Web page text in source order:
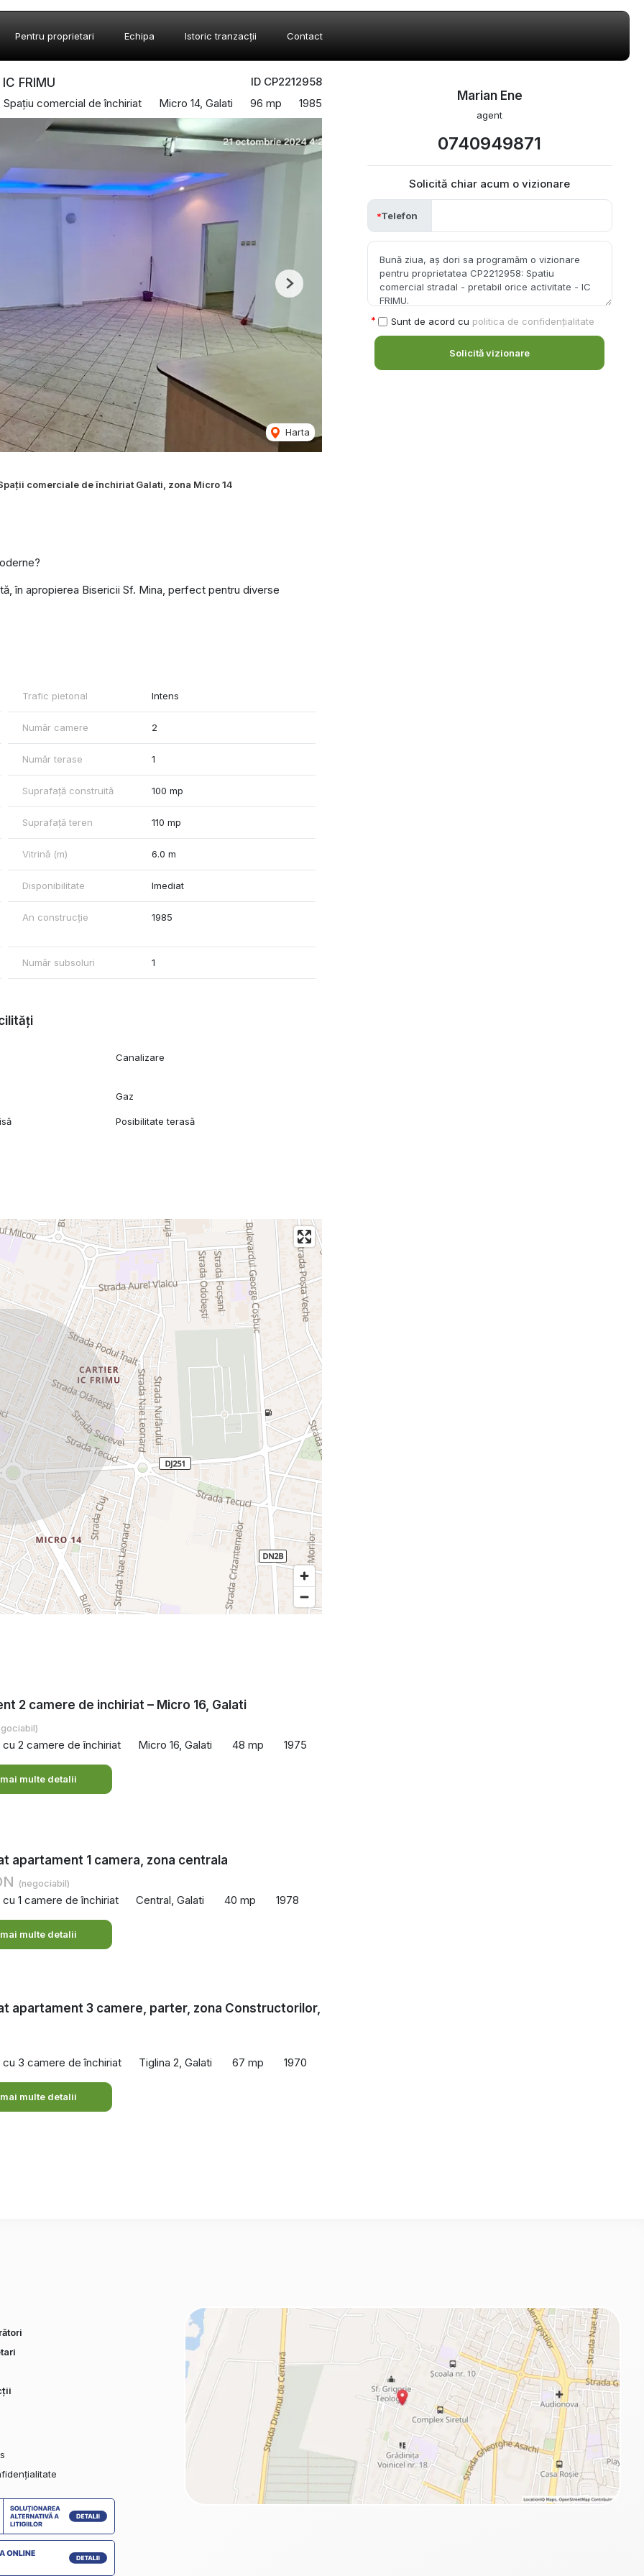
Pentru proprietari Echipa Istoric tranzacții Contact
ID CP2212958
FRIMU
Spațiu comercial de închiriat Micro 14, Galati 96 mp 1985
Harta
Next
comerciale de închiriat Galati, zona Micro 14
în apropierea Bisericii Sf. Mina, perfect pentru diverse
sau pentru amenajarea unui loc primitor pentru clienți
atât pentru clienți, cât și pentru angajați
ezita să ne contactezi!
Trafic pietonal Intens
Număr camere 2
Număr terase 1
Suprafață construită 100 mp
Suprafață teren 110 mp
Vitrină (m) 6.0 m
Disponibilitate Imediat
An construcție 1985
Număr subsoluri 1
Canalizare
Gaz
Posibilitate terasă
Marian Ene
agent
0740949871
Solicită chiar acum o vizionare
Telefon
Sunt de acord cu politica de confidențialitate
Solicită vizionare
2 camere de inchiriat – Micro 16, Galati
2 camere de închiriat Micro 16, Galati 48 mp 1975
multe detalii
apartament 1 camera, zona centrala
(negociabil)
1 camere de închiriat Central, Galati 40 mp 1978
multe detalii
apartament 3 camere, parter, zona Constructorilor,
3 camere de închiriat Tiglina 2, Galati 67 mp 1970
multe detalii